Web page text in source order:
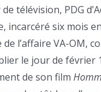
télévision, PDG
incarcéré six mois
l’affaire VA-OM,
le jour de
de son film